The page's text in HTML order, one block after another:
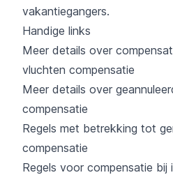
vakantiegangers.
Handige links
Meer details over
vluchten compensatie
Meer details over
compensatie
Regels met betrekking tot
compensatie
Regels voor compensatie bij